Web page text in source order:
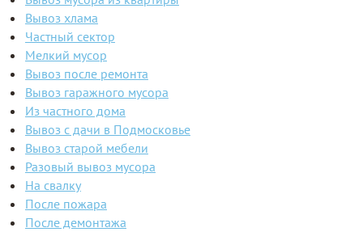
Вывоз хлама
Частный сектор
Мелкий мусор
Вывоз после ремонта
Вывоз гаражного мусора
Из частного дома
Вывоз с дачи в Подмосковье
Вывоз старой мебели
Разовый вывоз мусора
На свалку
После пожара
После демонтажа